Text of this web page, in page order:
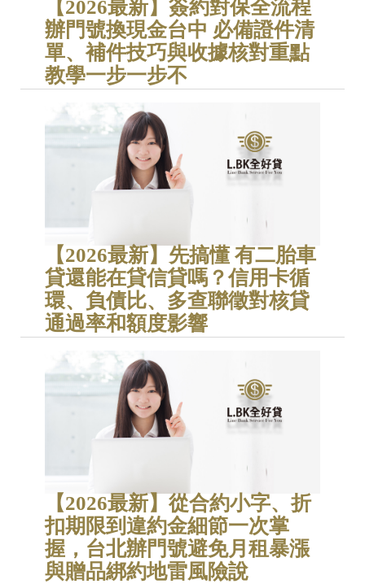
【2026最新】簽約對保全流程
辦門號換現金台中 必備證件清
單、補件技巧與收據核對重點
教學一步一步不
【2026最新】先搞懂 有二胎車
貸還能在貸信貸嗎？信用卡循
環、負債比、多查聯徵對核貸
通過率和額度影響
【2026最新】從合約小字、折
扣期限到違約金細節一次掌
握，台北辦門號避免月租暴漲
與贈品綁約地雷風險說